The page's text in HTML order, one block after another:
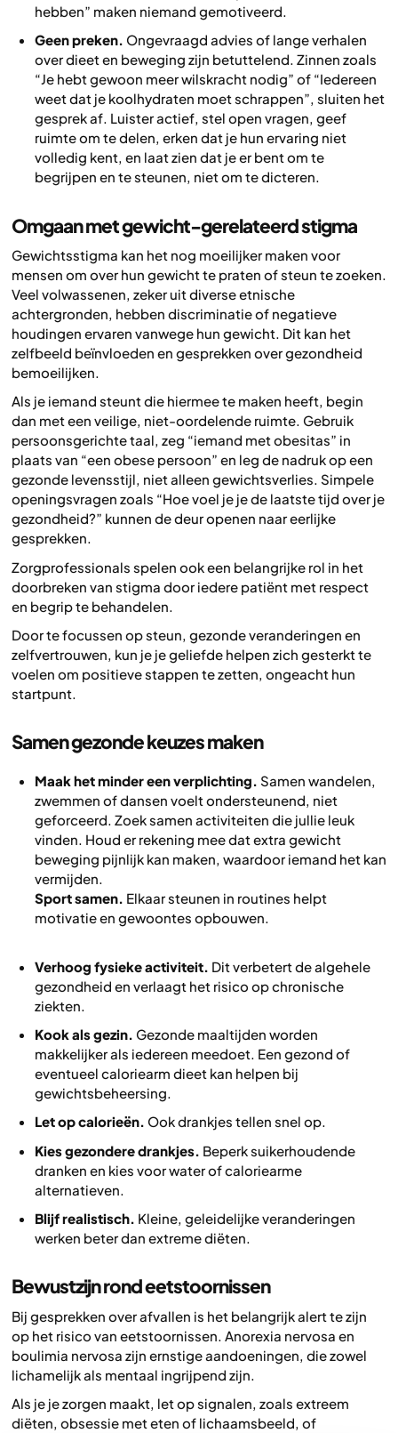
hebben” maken niemand gemotiveerd.
Geen preken. Ongevraagd advies of lange verhalen
over dieet en beweging zijn betuttelend. Zinnen zoals
“Je hebt gewoon meer wilskracht nodig” of “Iedereen
weet dat je koolhydraten moet schrappen”, sluiten het
gesprek af. Luister actief, stel open vragen, geef
ruimte om te delen, erken dat je hun ervaring niet
volledig kent, en laat zien dat je er bent om te
begrijpen en te steunen, niet om te dicteren.
Omgaan met gewicht-gerelateerd stigma
Gewichtsstigma kan het nog moeilijker maken voor
mensen om over hun gewicht te praten of steun te zoeken.
Veel volwassenen, zeker uit diverse etnische
achtergronden, hebben discriminatie of negatieve
houdingen ervaren vanwege hun gewicht. Dit kan het
zelfbeeld beïnvloeden en gesprekken over gezondheid
bemoeilijken.
Als je iemand steunt die hiermee te maken heeft, begin
dan met een veilige, niet-oordelende ruimte. Gebruik
persoonsgerichte taal, zeg “iemand met obesitas” in
plaats van “een obese persoon” en leg de nadruk op een
gezonde levensstijl, niet alleen gewichtsverlies. Simpele
openingsvragen zoals “Hoe voel je je de laatste tijd over je
gezondheid?” kunnen de deur openen naar eerlijke
gesprekken.
Zorgprofessionals spelen ook een belangrijke rol in het
doorbreken van stigma door iedere patiënt met respect
en begrip te behandelen.
Door te focussen op steun, gezonde veranderingen en
zelfvertrouwen, kun je je geliefde helpen zich gesterkt te
voelen om positieve stappen te zetten, ongeacht hun
startpunt.
Samen gezonde keuzes maken
Maak het minder een verplichting. Samen wandelen,
zwemmen of dansen voelt ondersteunend, niet
geforceerd. Zoek samen activiteiten die jullie leuk
vinden. Houd er rekening mee dat extra gewicht
beweging pijnlijk kan maken, waardoor iemand het kan
vermijden.
Sport samen. Elkaar steunen in routines helpt
motivatie en gewoontes opbouwen.
Verhoog fysieke activiteit. Dit verbetert de algehele
gezondheid en verlaagt het risico op chronische
ziekten.
Kook als gezin. Gezonde maaltijden worden
makkelijker als iedereen meedoet. Een gezond of
eventueel caloriearm dieet kan helpen bij
gewichtsbeheersing.
Let op calorieën. Ook drankjes tellen snel op.
Kies gezondere drankjes. Beperk suikerhoudende
dranken en kies voor water of caloriearme
alternatieven.
Blijf realistisch. Kleine, geleidelijke veranderingen
werken beter dan extreme diëten.
Bewustzijn rond eetstoornissen
Bij gesprekken over afvallen is het belangrijk alert te zijn
op het risico van eetstoornissen. Anorexia nervosa en
boulimia nervosa zijn ernstige aandoeningen, die zowel
lichamelijk als mentaal ingrijpend zijn.
Als je je zorgen maakt, let op signalen, zoals extreem
diëten, obsessie met eten of lichaamsbeeld, of